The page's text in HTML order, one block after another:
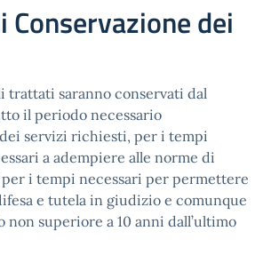
Conservazione dei
trattati saranno conservati dal
il periodo necessario
dei servizi richiesti, per i tempi
a adempiere alle norme di
i tempi necessari per permettere
e tutela in giudizio e comunque
superiore a 10 anni dall’ultimo